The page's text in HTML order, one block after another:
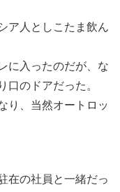
ア人としこたま飲ん
に入ったのだが、な
口のドアだった。
り、当然オートロッ
在の社員と一緒だっ